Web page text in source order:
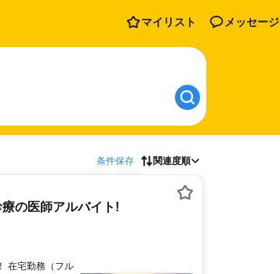
マイリスト メッセージ
条件保存 関連度順
の医師アルバイト!
在宅勤務（フル